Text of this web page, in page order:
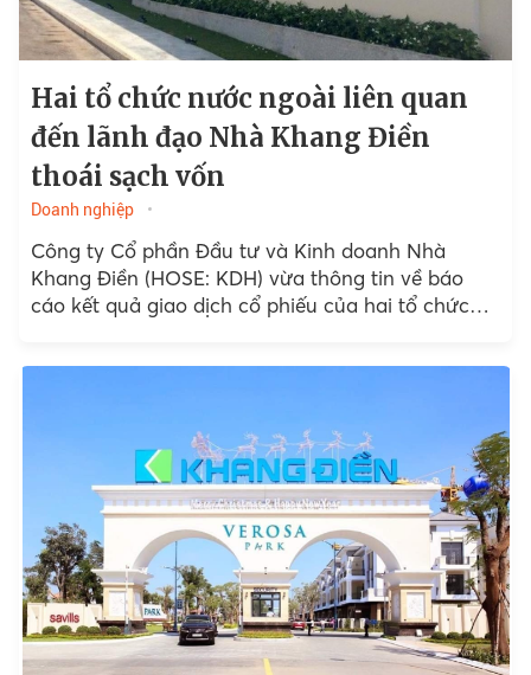
Hai tổ chức nước ngoài liên quan
đến lãnh đạo Nhà Khang Điền
thoái sạch vốn
Doanh nghiệp
Công ty Cổ phần Đầu tư và Kinh doanh Nhà
Khang Điền (HOSE: KDH) vừa thông tin về báo
cáo kết quả giao dịch cổ phiếu của hai tổ chức